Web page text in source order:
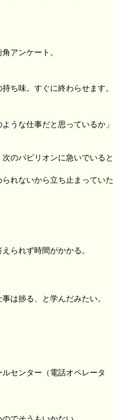
アンケート。
ち味。すぐに終わらせます。
うな仕事だと思っているか」
のパビリオンに急いでいると
れないから立ち止まっていた
られず時間がかかる。
は捗る、と学んだみたい。
センター（電話オペレータ